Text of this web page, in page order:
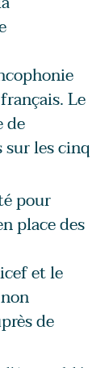
Le
de
les cinq
pour
place des
et le
de